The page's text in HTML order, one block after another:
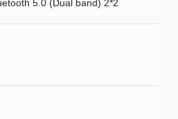
5.0 (Dual band) 2*2